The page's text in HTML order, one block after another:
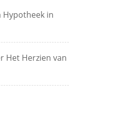
Hypotheek in
Het Herzien van